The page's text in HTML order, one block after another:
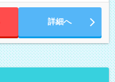
詳細へ